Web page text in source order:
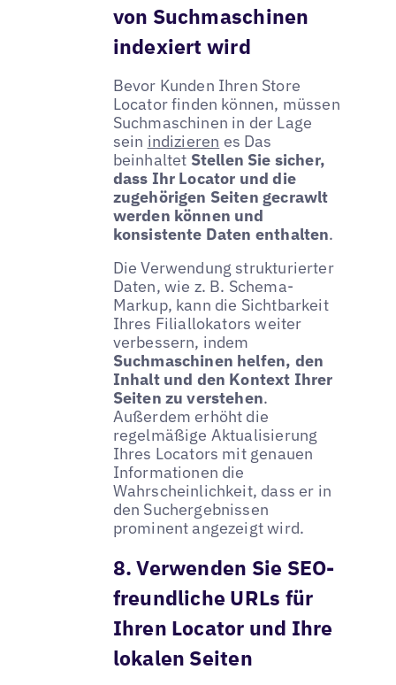
von Suchmaschinen
indexiert wird
Bevor Kunden Ihren Store
Locator finden können, müssen
Suchmaschinen in der Lage
sein indizieren es Das
beinhaltet Stellen Sie sicher,
dass Ihr Locator und die
zugehörigen Seiten gecrawlt
werden können und
konsistente Daten enthalten.
Die Verwendung strukturierter
Daten, wie z. B. Schema-
Markup, kann die Sichtbarkeit
Ihres Filiallokators weiter
verbessern, indem
Suchmaschinen helfen, den
Inhalt und den Kontext Ihrer
Seiten zu verstehen.
Außerdem erhöht die
regelmäßige Aktualisierung
Ihres Locators mit genauen
Informationen die
Wahrscheinlichkeit, dass er in
den Suchergebnissen
prominent angezeigt wird.
8. Verwenden Sie SEO-
freundliche URLs für
Ihren Locator und Ihre
lokalen Seiten